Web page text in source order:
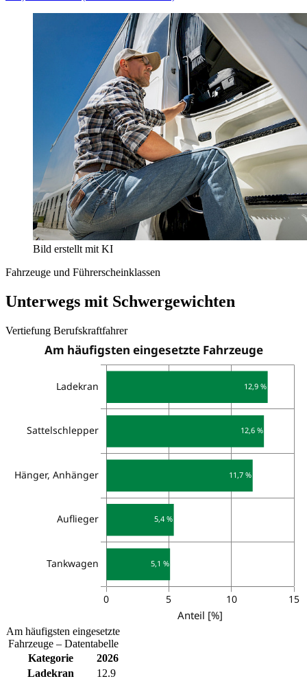
Bild erstellt mit KI
Fahrzeuge und Führerscheinklassen
Unterwegs mit Schwergewichten
Vertiefung Berufskraftfahrer
Am häufigsten eingesetzte
Fahrzeuge – Datentabelle
Kategorie
2026
Ladekran
12.9